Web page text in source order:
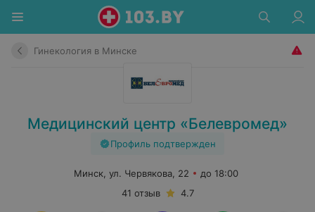
Гинекология в Минске
Медицинский центр «Белевромед»
Профиль подтвержден
Минск, ул. Червякова, 22
до 18:00
41 отзыв
4.7